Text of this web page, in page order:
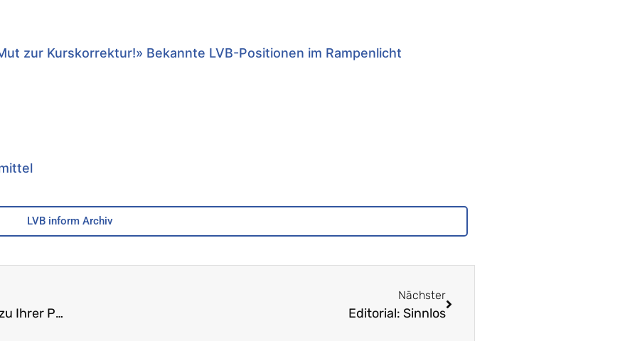
zur Kurskorrektur!» Bekannte LVB-Positionen im Rampenlicht
LVB inform Archiv
Alles, was (nicht) recht ist – Fragen an Radio Eriwan zu Ihrer Pensionskasse
Nächster
Editorial: Sinnlos